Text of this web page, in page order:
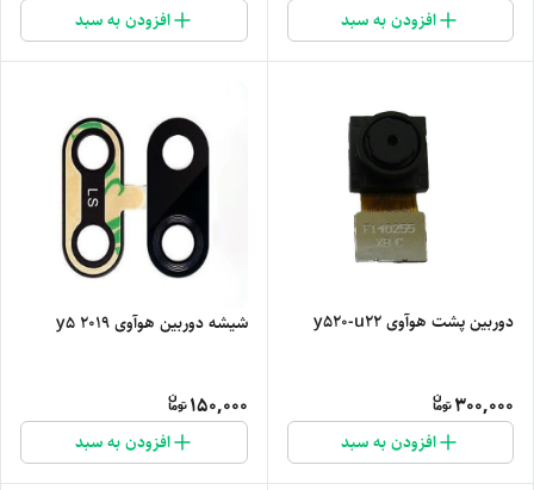
افزودن به سبد افزودن به سبد
دوربین پشت هوآوی y520-u22
300,000
افزودن به سبد
شیشه دوربین هوآوی y5 2019
150,000
افزودن به سبد